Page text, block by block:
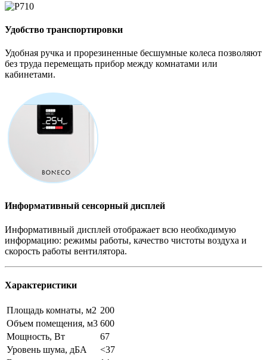
Удобство транспортировки
Удобная ручка и прорезиненные бесшумные колеса позволяют
без труда перемещать прибор между комнатами или
кабинетами.
Информативный сенсорный дисплей
Информативный дисплей отображает всю необходимую
информацию: режимы работы, качество чистоты воздуха и
скорость работы вентилятора.
Характеристики
Площадь комнаты, м2 200
Объем помещения, м3 600
Мощность, Вт
67
Уровень шума, дБА
<37